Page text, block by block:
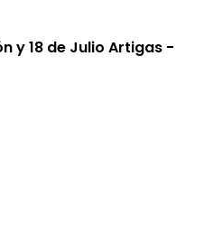
y 18 de Julio Artigas -